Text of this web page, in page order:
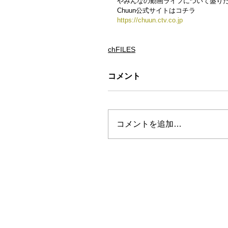
Chuun公式サイトはコチラ
https://chuun.ctv.co.jp
chFILES
コメント
コメントを追加…